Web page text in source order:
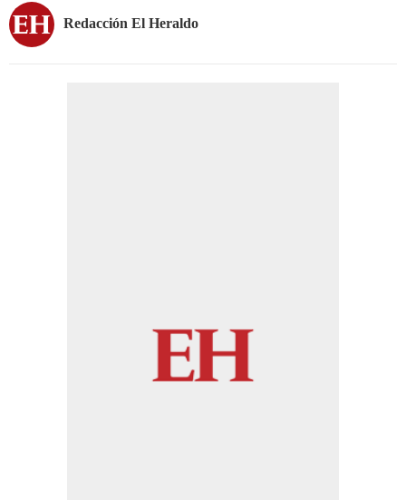
Redacción El Heraldo